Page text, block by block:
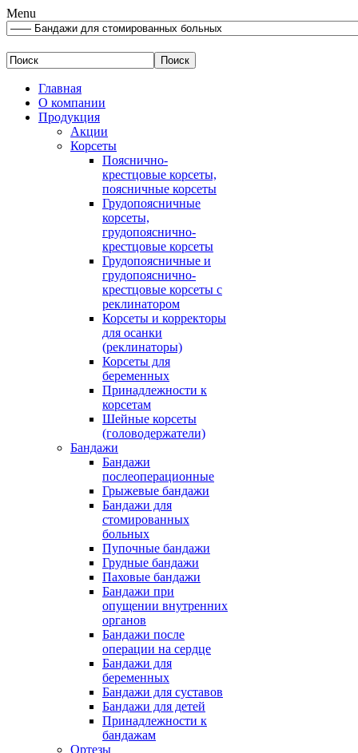
Menu
Главная
О компании
Продукция
Акции
Корсеты
Пояснично-
крестцовые корсеты,
поясничные корсеты
Грудопоясничные
корсеты,
грудопояснично-
крестцовые корсеты
Грудопоясничные и
грудопояснично-
крестцовые корсеты с
реклинатором
Корсеты и корректоры
для осанки
(реклинаторы)
Корсеты для
беременных
Принадлежности к
корсетам
Шейные корсеты
(головодержатели)
Бандажи
Бандажи
послеоперационные
Грыжевые бандажи
Бандажи для
стомированных
больных
Пупочные бандажи
Грудные бандажи
Паховые бандажи
Бандажи при
опущении внутренних
органов
Бандажи после
операции на сердце
Бандажи для
беременных
Бандажи для суставов
Бандажи для детей
Принадлежности к
бандажам
Ортезы